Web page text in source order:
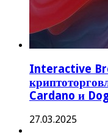
Interactive
Cardano и
27.03.2025